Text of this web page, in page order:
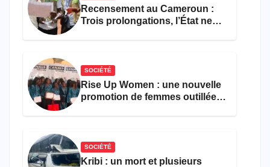
Recensement au Cameroun :
Trois prolongations, l’État ne
SOCIÉTÉ
Rise Up Women : une nouvelle
promotion de femmes outillées
SOCIÉTÉ
Kribi : un mort et plusieurs